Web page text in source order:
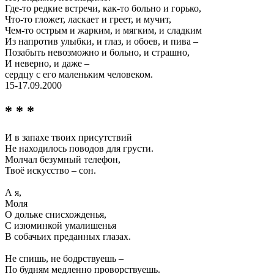
Где-то редкие встречи, как-то больно и горько,
Что-то гложет, ласкает и греет, и мучит,
Чем-то острым и жарким, и мягким, и сладким
Из напротив улыбки, и глаз, и обоев, и пива –
Позабыть невозможно и больно, и страшно,
И неверно, и даже –
сердцу с его маленьким человеком.
15-17.09.2000
* * *
И в запахе твоих присутствий
Не находилось поводов для грусти.
Молчал безумный телефон,
Твоё искусство – сон.
А я,
Моля
О дольке снисхожденья,
С изюминкой умалишенья
В собачьих преданных глазах.
Не спишь, не бодрствуешь –
По будням медленно проворствуешь.